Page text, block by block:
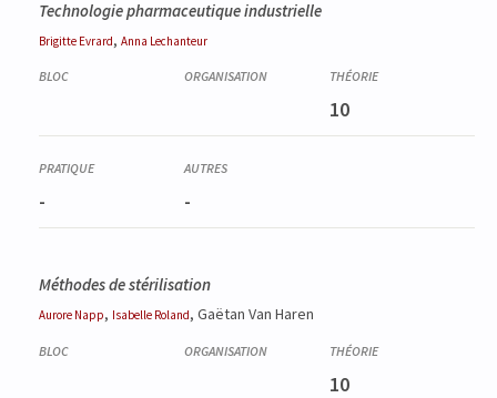
Technologie pharmaceutique industrielle
Brigitte Evrard, Anna Lechanteur
10
- -
Méthodes de stérilisation
Aurore Napp, Isabelle Roland, Gaëtan Van Haren
10